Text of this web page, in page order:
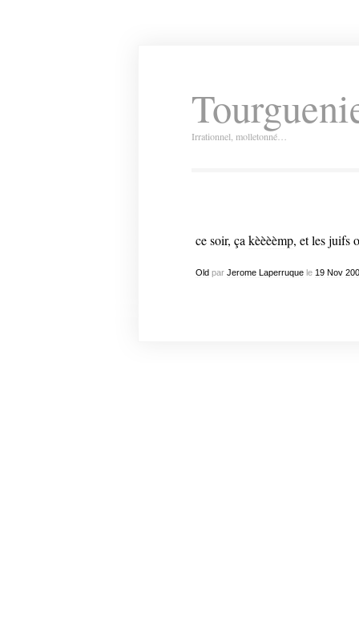
Irrationnel, molletonné…
ce soir, çakèèèèmp, et les juifs
Oldpar Jerome Laperruquele 19 Nov